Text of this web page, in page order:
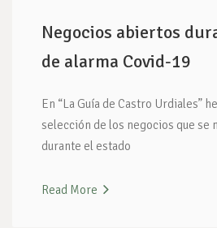
Negocios abiertos
de alarma Covid-19
En “La Guía de Castro Urdiales”
selección de los negocios que se
durante el estado
Read More